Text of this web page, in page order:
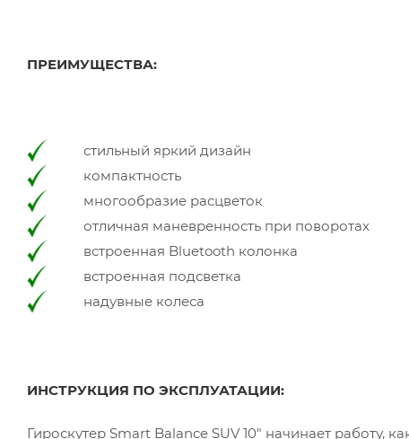
ПРЕИМУЩЕСТВА:
стильный яркий дизайн
компактность
многообразие расцветок
отличная маневренность при поворотах
встроенная Bluetooth колонка
встроенная подсветка
надувные колеса
ИНСТРУКЦИЯ ПО ЭКСПЛУАТАЦИИ:
Гироскутер Smart Balance SUV 10" начинает работу,